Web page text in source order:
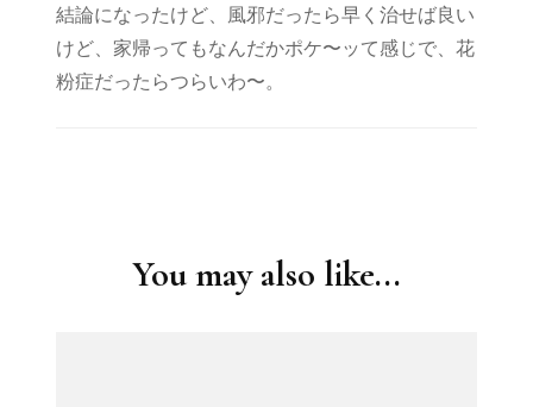
結論になったけど、風邪だったら早く治せば良い
けど、家帰ってもなんだかポケ〜ッて感じで、花
粉症だったらつらいわ〜。
You may also like...